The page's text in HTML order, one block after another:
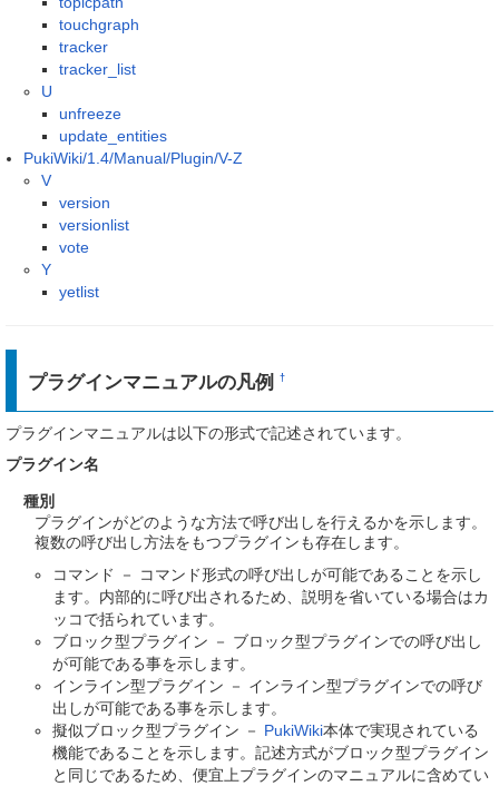
touchgraph
tracker
tracker_list
U
unfreeze
update_entities
PukiWiki/1.4/Manual/Plugin/V-Z
V
version
versionlist
vote
Y
yetlist
プラグインマニュアルの凡例†
プラグインマニュアルは以下の形式で記述されています。
プラグイン名
種別
プラグインがどのような方法で呼び出しを行えるかを示します。
複数の呼び出し方法をもつプラグインも存在します。
コマンド － コマンド形式の呼び出しが可能であることを示し
ます。内部的に呼び出されるため、説明を省いている場合はカ
ッコで括られています。
ブロック型プラグイン － ブロック型プラグインでの呼び出し
が可能である事を示します。
インライン型プラグイン － インライン型プラグインでの呼び
出しが可能である事を示します。
擬似ブロック型プラグイン － PukiWiki本体で実現されている
機能であることを示します。記述方式がブロック型プラグイン
と同じであるため、便宜上プラグインのマニュアルに含めてい